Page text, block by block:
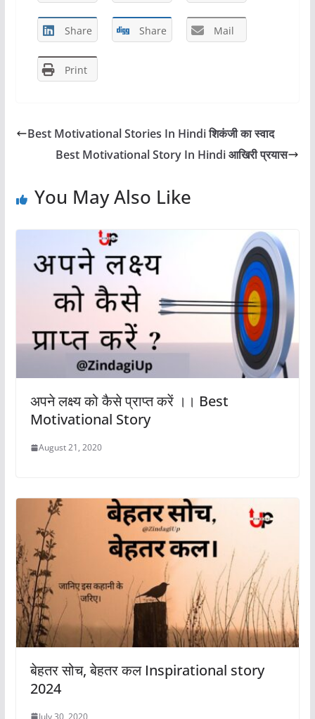
e
b
o
o
o
d
o
n
l e
Share Share Mail
Print
Best Motivational Stories In Hindi शिकंजी का स्वाद
Best Motivational Story In Hindi आखिरी प्रयास
You May Also Like
अपने लक्ष्य को कैसे प्राप्त करें ।। Best
Motivational Story
August 21, 2020
बेहतर सोच, बेहतर कल Inspirational story
2024
July 30, 2020